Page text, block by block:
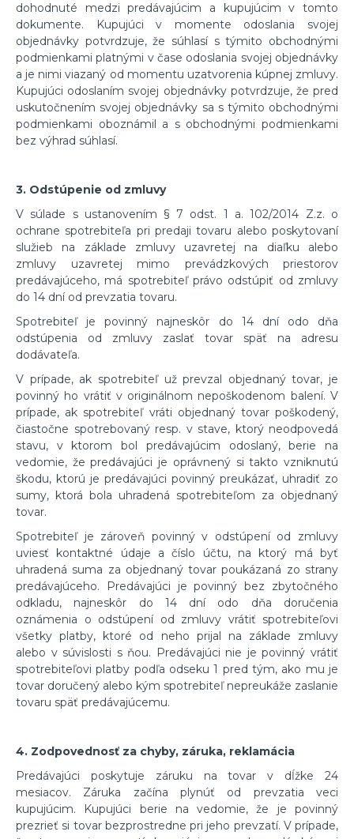
dohodnuté medzi predávajúcim a kupujúcim v tomto
dokumente. Kupujúci v momente odoslania svojej
objednávky potvrdzuje, že súhlasí s týmito obchodnými
podmienkami platnými v čase odoslania svojej objednávky
a je nimi viazaný od momentu uzatvorenia kúpnej zmluvy.
Kupujúci odoslaním svojej objednávky potvrdzuje, že pred
uskutočnením svojej objednávky sa s týmito obchodnými
podmienkami oboznámil a s obchodnými podmienkami
bez výhrad súhlasí.
3. Odstúpenie od zmluvy
V súlade s ustanovením § 7 odst. 1 a. 102/2014 Z.z. o
ochrane spotrebiteľa pri predaji tovaru alebo poskytovaní
služieb na základe zmluvy uzavretej na diaľku alebo
zmluvy uzavretej mimo prevádzkových priestorov
predávajúceho, má spotrebiteľ právo odstúpiť od zmluvy
do 14 dní od prevzatia tovaru.
Spotrebiteľ je povinný najneskôr do 14 dní odo dňa
odstúpenia od zmluvy zaslať tovar späť na adresu
dodávateľa.
V prípade, ak spotrebiteľ už prevzal objednaný tovar, je
povinný ho vrátiť v originálnom nepoškodenom balení. V
prípade, ak spotrebiteľ vráti objednaný tovar poškodený,
čiastočne spotrebovaný resp. v stave, ktorý neodpovedá
stavu, v ktorom bol predávajúcim odoslaný, berie na
vedomie, že predávajúci je oprávnený si takto vzniknutú
škodu, ktorú je predávajúci povinný preukázať, uhradiť zo
sumy, ktorá bola uhradená spotrebiteľom za objednaný
tovar.
Spotrebiteľ je zároveň povinný v odstúpení od zmluvy
uviesť kontaktné údaje a číslo účtu, na ktorý má byť
uhradená suma za objednaný tovar poukázaná zo strany
predávajúceho. Predávajúci je povinný bez zbytočného
odkladu, najneskôr do 14 dní odo dňa doručenia
oznámenia o odstúpení od zmluvy vrátiť spotrebiteľovi
všetky platby, ktoré od neho prijal na základe zmluvy
alebo v súvislosti s ňou. Predávajúci nie je povinný vrátiť
spotrebiteľovi platby podľa odseku 1 pred tým, ako mu je
tovar doručený alebo kým spotrebiteľ nepreukáže zaslanie
tovaru späť predávajúcemu.
4. Zodpovednosť za chyby, záruka, reklamácia
Predávajúci poskytuje záruku na tovar v dĺžke 24
mesiacov. Záruka začína plynúť od prevzatia veci
kupujúcim. Kupujúci berie na vedomie, že je povinný
prezrieť si tovar bezprostredne pri jeho prevzatí. V prípade,